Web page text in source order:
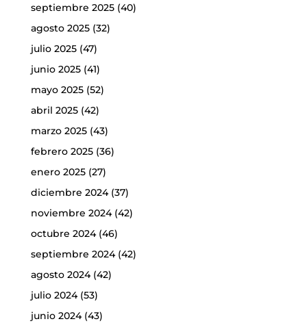
septiembre 2025(40)
agosto 2025(32)
julio 2025(47)
junio 2025(41)
mayo 2025(52)
abril 2025(42)
marzo 2025(43)
febrero 2025(36)
enero 2025(27)
diciembre 2024(37)
noviembre 2024(42)
octubre 2024(46)
septiembre 2024(42)
agosto 2024(42)
julio 2024(53)
junio 2024(43)